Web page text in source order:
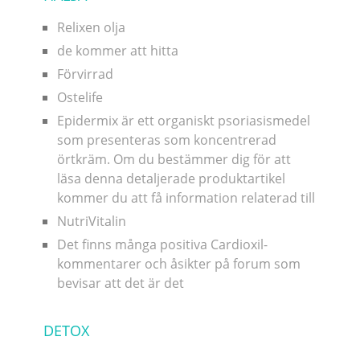
Relixen olja
de kommer att hitta
Förvirrad
Ostelife
Epidermix är ett organiskt psoriasismedel
som presenteras som koncentrerad
örtkräm. Om du bestämmer dig för att
läsa denna detaljerade produktartikel
kommer du att få information relaterad till
NutriVitalin
Det finns många positiva Cardioxil-
kommentarer och åsikter på forum som
bevisar att det är det
DETOX